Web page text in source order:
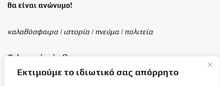
Εκτιμούμε το ιδιωτικό σας απόρρητο
θα είναι ανώνυμο!
καλαθόσφαιρα | ιστορία | πνεύμα | πολιτεία
Τελευταία άρθρα